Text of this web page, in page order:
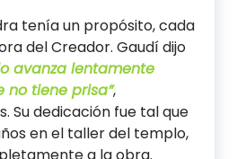
tenía un propósito, cada
del Creador. Gaudí dijo
avanza lentamente
no tiene prisa”,
Su dedicación fue tal que
en el taller del templo,